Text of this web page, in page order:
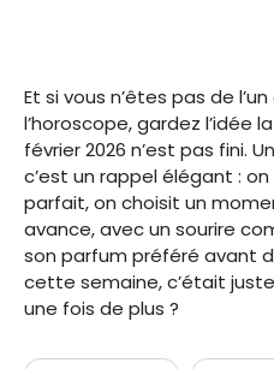
Et si vous n’êtes pas de
l’horoscope, gardez l’idée
février 2026 n’est pas fini.
c’est un rappel élégant :
parfait, on choisit un
avance, avec un sourire
son parfum préféré avant
cette semaine, c’était
une fois de plus ?